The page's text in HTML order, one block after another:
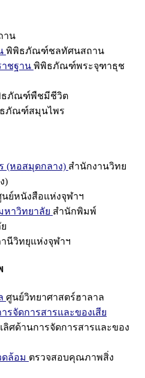
าน
พิพิธภัณฑ์ชลทัศนสถาน
ชฐาน พิพิธภัณฑ์พระจุฑาธุช
ภัณฑ์พืชมีชีวิต
ภัณฑ์สมุนไพร
(หอสมุดกลาง) สำนักงานวิทย
)
นย์หนังสือแห่งจุฬาฯ
าวิทยาลัย สำนักพิมพ์
นีวิทยุแห่งจุฬาฯ
ศูนย์วิทยาศาสตร์ฮาลาล
รจัดการสารและของเสีย
ลิศด้านการจัดการสารและของ
ล้อม ตรวจสอบคุณภาพสิ่ง